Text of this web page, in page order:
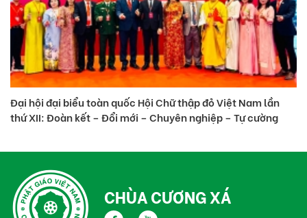
Đại hội đại biểu toàn quốc Hội Chữ thập đỏ Việt Nam lần
thứ XII: Đoàn kết – Đổi mới – Chuyên nghiệp – Tự cường
CHÙA CƯƠNG XÁ